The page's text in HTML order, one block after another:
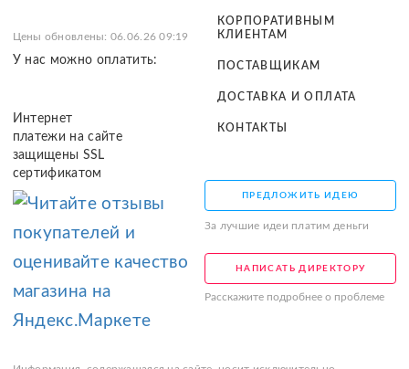
Цены обновлены: 06.06.26 09:19
У нас можно оплатить:
Интернет
платежи на сайте
защищены SSL
сертификатом
КОРПОРАТИВНЫМ
КЛИЕНТАМ
ПОСТАВЩИКАМ
ДОСТАВКА И ОПЛАТА
КОНТАКТЫ
ПРЕДЛОЖИТЬ ИДЕЮ
За лучшие идеи платим деньги
НАПИСАТЬ ДИРЕКТОРУ
Расскажите подробнее о проблеме